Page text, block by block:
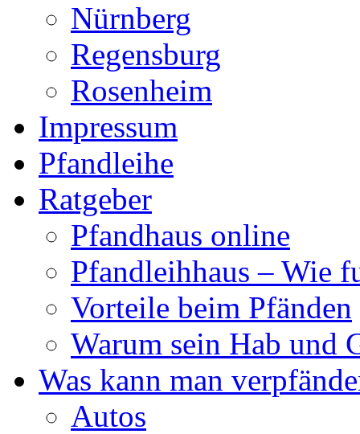
Nürnberg
Regensburg
Rosenheim
Impressum
Pfandleihe
Ratgeber
Pfandhaus online
Pfandleihhaus – Wie
Vorteile beim Pfänden
Warum sein Hab und
Was kann man
Autos